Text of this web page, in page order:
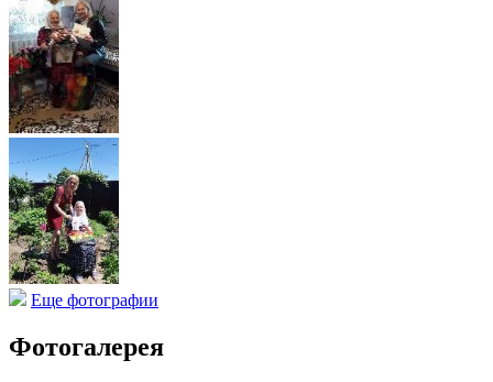
Еще фотографии
Фотогалерея